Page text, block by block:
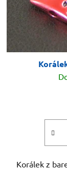
Korálek z